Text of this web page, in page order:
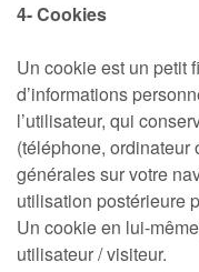
4- Cookies
Un cookie est un petit
d’informations
l’utilisateur, qui
(téléphone, ordinateur
générales sur votre
utilisation postérieure
Un cookie en lui-
utilisateur / visiteur.